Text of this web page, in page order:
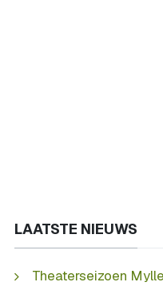
LAATSTE NIEUWS
Theaterseizoen